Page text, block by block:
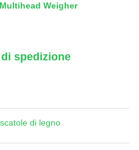
Weigher
spedizione
di legno